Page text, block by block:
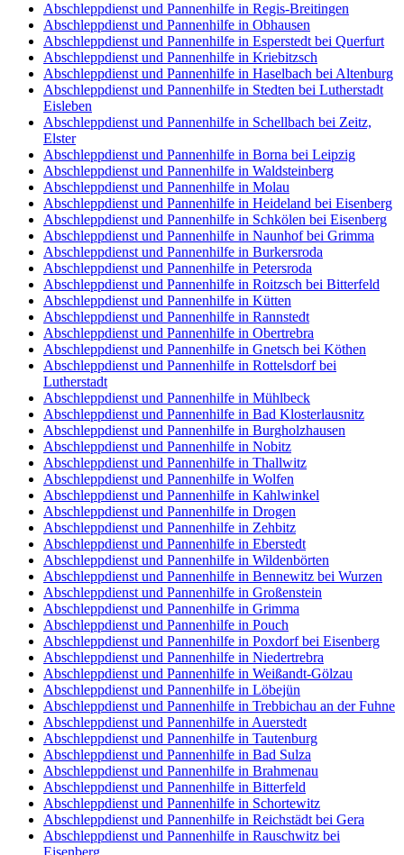
Abschleppdienst und Pannenhilfe in Regis-Breitingen
Abschleppdienst und Pannenhilfe in Obhausen
Abschleppdienst und Pannenhilfe in Esperstedt bei Querfurt
Abschleppdienst und Pannenhilfe in Kriebitzsch
Abschleppdienst und Pannenhilfe in Haselbach bei Altenburg
Abschleppdienst und Pannenhilfe in Stedten bei Lutherstadt
Eisleben
Abschleppdienst und Pannenhilfe in Schellbach bei Zeitz,
Elster
Abschleppdienst und Pannenhilfe in Borna bei Leipzig
Abschleppdienst und Pannenhilfe in Waldsteinberg
Abschleppdienst und Pannenhilfe in Molau
Abschleppdienst und Pannenhilfe in Heideland bei Eisenberg
Abschleppdienst und Pannenhilfe in Schkölen bei Eisenberg
Abschleppdienst und Pannenhilfe in Naunhof bei Grimma
Abschleppdienst und Pannenhilfe in Burkersroda
Abschleppdienst und Pannenhilfe in Petersroda
Abschleppdienst und Pannenhilfe in Roitzsch bei Bitterfeld
Abschleppdienst und Pannenhilfe in Kütten
Abschleppdienst und Pannenhilfe in Rannstedt
Abschleppdienst und Pannenhilfe in Obertrebra
Abschleppdienst und Pannenhilfe in Gnetsch bei Köthen
Abschleppdienst und Pannenhilfe in Rottelsdorf bei
Lutherstadt
Abschleppdienst und Pannenhilfe in Mühlbeck
Abschleppdienst und Pannenhilfe in Bad Klosterlausnitz
Abschleppdienst und Pannenhilfe in Burgholzhausen
Abschleppdienst und Pannenhilfe in Nobitz
Abschleppdienst und Pannenhilfe in Thallwitz
Abschleppdienst und Pannenhilfe in Wolfen
Abschleppdienst und Pannenhilfe in Kahlwinkel
Abschleppdienst und Pannenhilfe in Drogen
Abschleppdienst und Pannenhilfe in Zehbitz
Abschleppdienst und Pannenhilfe in Eberstedt
Abschleppdienst und Pannenhilfe in Wildenbörten
Abschleppdienst und Pannenhilfe in Bennewitz bei Wurzen
Abschleppdienst und Pannenhilfe in Großenstein
Abschleppdienst und Pannenhilfe in Grimma
Abschleppdienst und Pannenhilfe in Pouch
Abschleppdienst und Pannenhilfe in Poxdorf bei Eisenberg
Abschleppdienst und Pannenhilfe in Niedertrebra
Abschleppdienst und Pannenhilfe in Weißandt-Gölzau
Abschleppdienst und Pannenhilfe in Löbejün
Abschleppdienst und Pannenhilfe in Trebbichau an der Fuhne
Abschleppdienst und Pannenhilfe in Auerstedt
Abschleppdienst und Pannenhilfe in Tautenburg
Abschleppdienst und Pannenhilfe in Bad Sulza
Abschleppdienst und Pannenhilfe in Brahmenau
Abschleppdienst und Pannenhilfe in Bitterfeld
Abschleppdienst und Pannenhilfe in Schortewitz
Abschleppdienst und Pannenhilfe in Reichstädt bei Gera
Abschleppdienst und Pannenhilfe in Rauschwitz bei
Eisenberg